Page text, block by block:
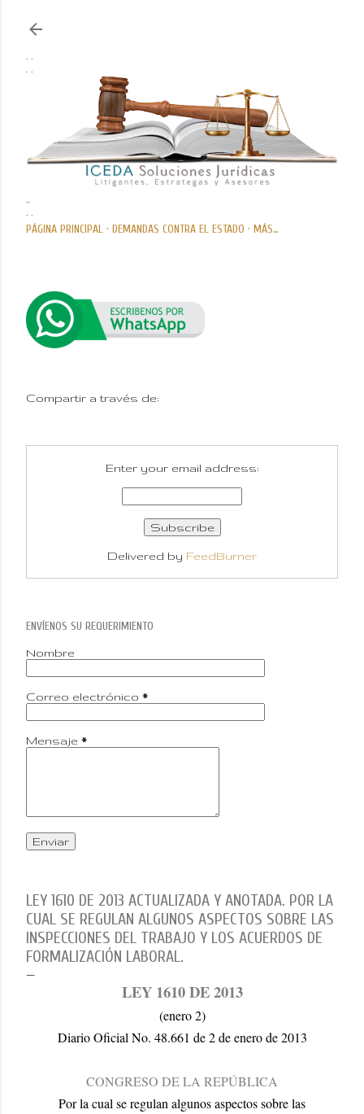
PÁGINA PRINCIPAL DEMANDAS CONTRA EL ESTADO MÁS…
Compartir a través de:
Enter your email address:
Delivered by FeedBurner
ENVÍENOS SU REQUERIMIENTO
Nombre
Correo electrónico *
Mensaje *
LEY 1610 DE 2013 ACTUALIZADA Y ANOTADA. POR LA
CUAL SE REGULAN ALGUNOS ASPECTOS SOBRE LAS
INSPECCIONES DEL TRABAJO Y LOS ACUERDOS DE
FORMALIZACIÓN LABORAL.
LEY 1610 DE 2013
(enero 2)
Diario Oficial No. 48.661 de 2 de enero de 2013
CONGRESO DE LA REPÚBLICA
Por la cual se regulan algunos aspectos sobre las